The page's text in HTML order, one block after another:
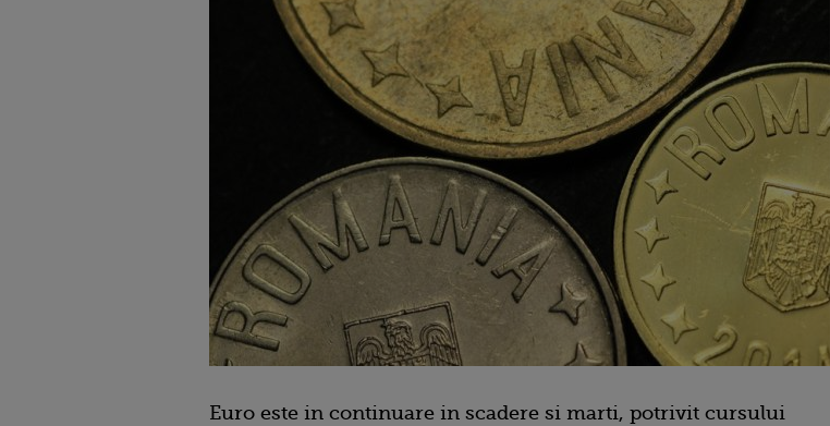
Euro este in continuare in scadere si marti, potrivit cursului